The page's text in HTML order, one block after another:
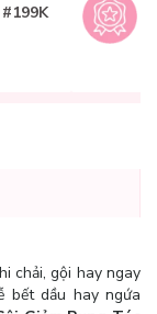
chải, gội hay ngay
bết dầu hay ngứa